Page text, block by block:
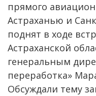
прямого
Астраханью и
поднят в ходе
Астраханской
генеральным
переработка»
Обсуждали тему